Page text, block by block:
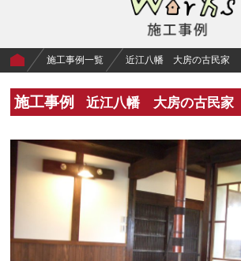
施工事例一覧 近江八幡 大房の古民家
施工事例 近江八幡 大房の古民家